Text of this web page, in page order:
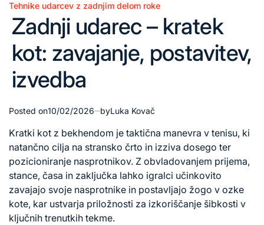
Posted
Tehnike udarcev z zadnjim delom roke
Zadnji udarec – kratek
kot: zavajanje, postavitev,
izvedba
Posted on10/02/2026 byLuka Kovač
Kratki kot z bekhendom je taktična manevra v tenisu, ki
natančno cilja na stransko črto in izziva dosego ter
pozicioniranje nasprotnikov. Z obvladovanjem prijema,
stance, časa in zaključka lahko igralci učinkovito
zavajajo svoje nasprotnike in postavljajo žogo v ozke
kote, kar ustvarja priložnosti za izkoriščanje šibkosti v
ključnih trenutkih tekme.